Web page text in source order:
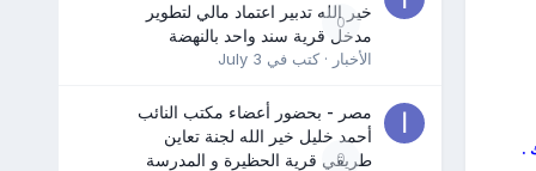
.
0
خير الله تدبير اعتماد مالي لتطوير
مدخل قرية سند واحد بالنهضة
الأخبار · كتب في July 3
0
مصر - بحضور أعضاء مكتب النائب
أحمد خليل خير الله لجنة تعاين
طريقي قرية الحظيرة و المدرسة